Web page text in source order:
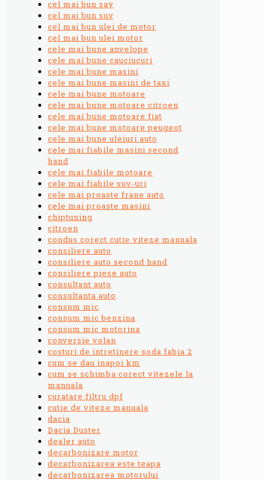
cel mai bun sav
cel mai bun suv
cel mai bun ulei de motor
cel mai bun ulei motor
cele mai bune anvelope
cele mai bune cauciucuri
cele mai bune masini
cele mai bune masini de taxi
cele mai bune motoare
cele mai bune motoare citroen
cele mai bune motoare fiat
cele mai bune motoare peugeot
cele mai bune uleiuri auto
cele mai fiabile masini second
hand
cele mai fiabile motoare
cele mai fiabile suv-uri
cele mai proaste frane auto
cele mai proaste masini
chiptuning
citroen
condus corect cutie viteze manuala
consiliere auto
consiliere auto second hand
consiliere piese auto
consultant auto
consultanta auto
consum mic
consum mic benzina
consum mic motorina
conversie volan
costuri de intretinere soda fabia 2
cum se dau inapoi km
cum se schimba corect vitezele la
manuala
curatare filtru dpf
cutie de viteze manuala
dacia
Dacia Duster
dealer auto
decarbonizare motor
decarbonizarea este teapa
decarbonizarea motorului